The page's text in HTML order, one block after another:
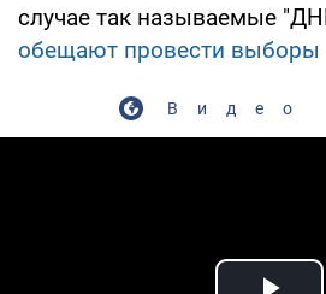
случае так называемые
обещают провести выборы
Видео